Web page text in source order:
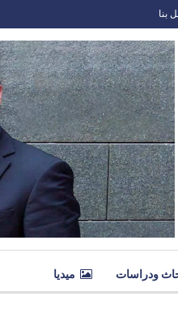
بنا
ودراسات ميديا